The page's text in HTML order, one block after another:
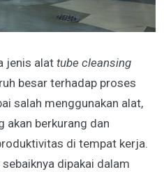
jenis alat tube cleansing
besar terhadap proses
salah menggunakan alat,
akan berkurang dan
di tempat kerja.
dipakai dalam